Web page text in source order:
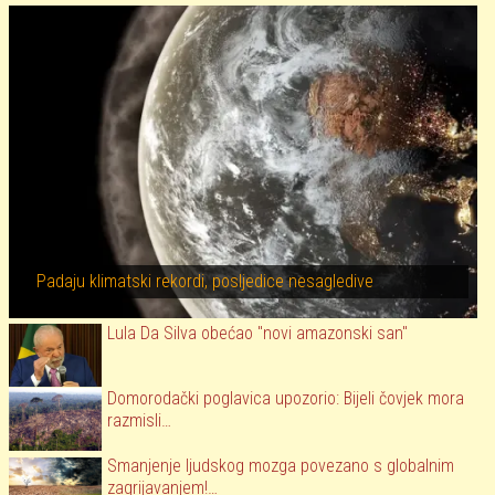
Padaju klimatski rekordi, posljedice nesagledive
Lula Da Silva obećao "novi amazonski san"
Domorodački poglavica upozorio: Bijeli čovjek mora
razmisli…
Smanjenje ljudskog mozga povezano s globalnim
zagrijavanjem!…